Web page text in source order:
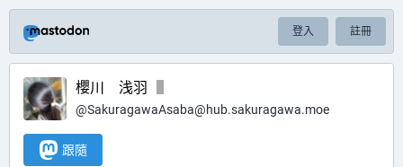
登入 註冊
櫻川 浅羽
@SakuragawaAsaba@hub.sakuragawa.moe
跟隨